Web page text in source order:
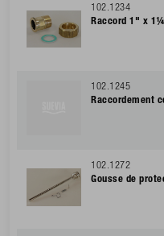
102.1234
Raccord 1" x
102.1245
Raccordement
102.1272
Gousse de